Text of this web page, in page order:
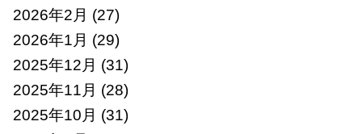
2026年2月 (27)
2026年1月 (29)
2025年12月 (31)
2025年11月 (28)
2025年10月 (31)